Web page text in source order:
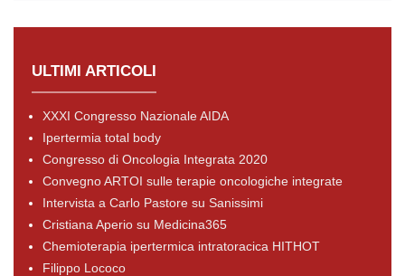
ULTIMI ARTICOLI
XXXI Congresso Nazionale AIDA
Ipertermia total body
Congresso di Oncologia Integrata 2020
Convegno ARTOI sulle terapie oncologiche integrate
Intervista a Carlo Pastore su Sanissimi
Cristiana Aperio su Medicina365
Chemioterapia ipertermica intratoracica HITHOT
Filippo Lococo